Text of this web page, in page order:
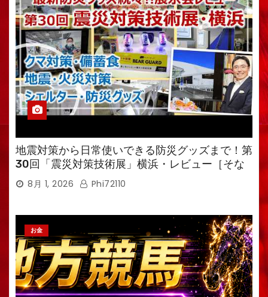
地震対策から日常使いできる防災グッズまで！第
30回「震災対策技術展」横浜・レビュー［そな
えるTV・高荷智也］
8月 1, 2026 Phi72110
お金